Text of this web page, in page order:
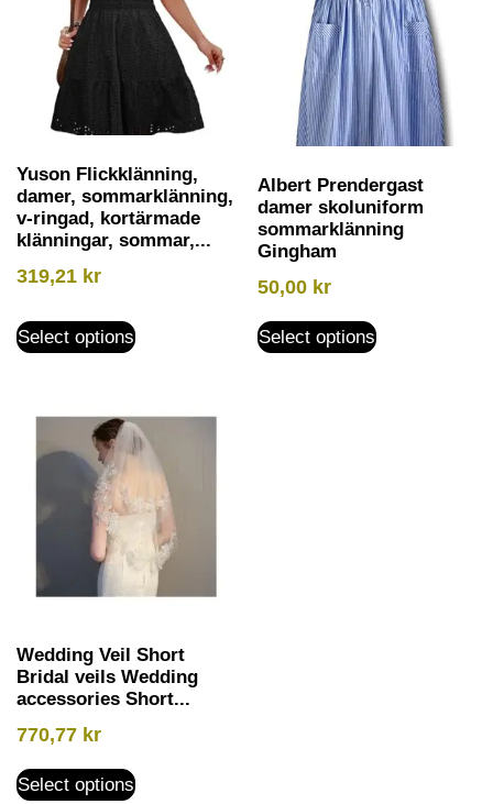
Yuson Flickklänning,
damer, sommarklänning,
v-ringad, kortärmade
klänningar, sommar,...
319,21 kr
Select options
Albert Prendergast
damer skoluniform
sommarklänning
Gingham
50,00 kr
Select options
Wedding Veil Short
Bridal veils Wedding
accessories Short...
770,77 kr
Select options